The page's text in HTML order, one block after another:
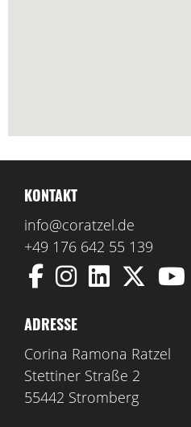
KONTAKT
info@coratzel.de
+49 176 642 55 139
ADRESSE
Corina Ramona Ratzel
Stettiner Straße 2
55442 Stromberg